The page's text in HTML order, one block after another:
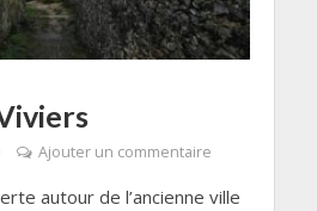
Ajouter un commentaire
autour de l’ancienne ville